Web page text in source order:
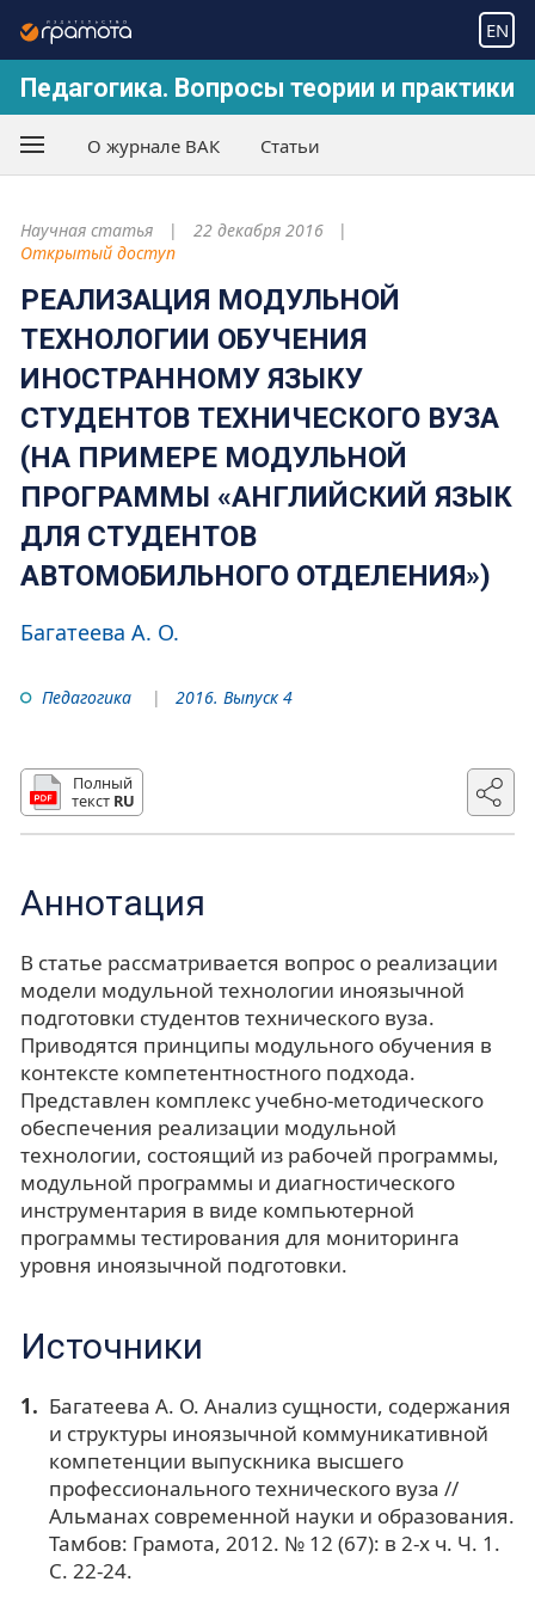
EN
Педагогика. Вопросы теории и практики
О журнале ВАК Статьи
Научная статья
22 декабря 2016
Открытый доступ
РЕАЛИЗАЦИЯ МОДУЛЬНОЙ
ТЕХНОЛОГИИ ОБУЧЕНИЯ
ИНОСТРАННОМУ ЯЗЫКУ
СТУДЕНТОВ ТЕХНИЧЕСКОГО ВУЗА
(НА ПРИМЕРЕ МОДУЛЬНОЙ
ПРОГРАММЫ «АНГЛИЙСКИЙ ЯЗЫК
ДЛЯ СТУДЕНТОВ
АВТОМОБИЛЬНОГО ОТДЕЛЕНИЯ»)
Багатеева А. О.
Педагогика 2016. Выпуск 4
Полный
текст RU
Аннотация
В статье рассматривается вопрос о реализации
модели модульной технологии иноязычной
подготовки студентов технического вуза.
Приводятся принципы модульного обучения в
контексте компетентностного подхода.
Представлен комплекс учебно-методического
обеспечения реализации модульной
технологии, состоящий из рабочей программы,
модульной программы и диагностического
инструментария в виде компьютерной
программы тестирования для мониторинга
уровня иноязычной подготовки.
Источники
Багатеева А. О. Анализ сущности, содержания
и структуры иноязычной коммуникативной
компетенции выпускника высшего
профессионального технического вуза //
Альманах современной науки и образования.
Тамбов: Грамота, 2012. № 12 (67): в 2-х ч. Ч. 1.
С. 22-24.